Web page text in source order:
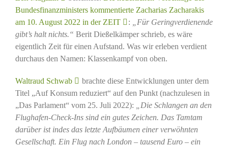
Bundesfinanzministers kommentierte Zacharias Zacharakis
am 10. August 2022 in der ZEIT
:
„Für Geringverdienende
gibt’s halt nichts.“ Berit Dießelkämper schrieb, es wäre
eigentlich Zeit für einen Aufstand. Was wir erleben verdient
durchaus den Namen: Klassenkampf von oben.
Waltraud Schwab
brachte diese Entwicklungen unter dem
Titel „Auf Konsum reduziert“ auf den Punkt (nachzulesen in
„Das Parlament“ vom 25. Juli 2022):
„Die Schlangen an den
Flughafen-Check-Ins sind ein gutes Zeichen. Das Tamtam
darüber ist indes das letzte Aufbäumen einer verwöhnten
Gesellschaft. Ein Flug nach London – tausend Euro – ein